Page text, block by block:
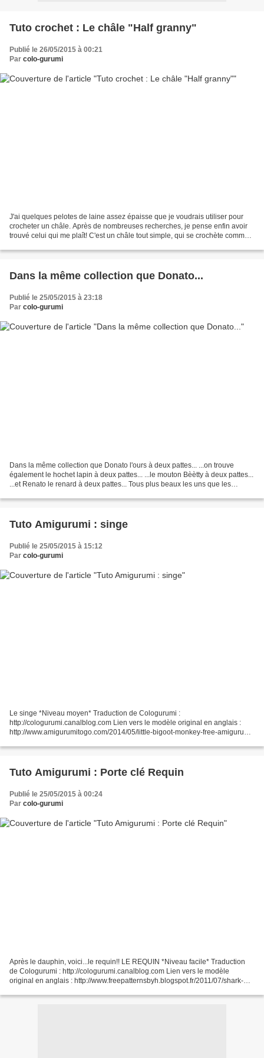
Tuto crochet : Le châle "Half granny"
Publié le 26/05/2015 à 00:21
Par colo-gurumi
J'ai quelques pelotes de laine assez épaisse que je voudrais utiliser pour
crocheter un châle. Après de nombreuses recherches, je pense enfin avoir
trouvé celui qui me plaît! C'est un châle tout simple, qui se crochète comme
Dans la même collection que Donato...
Publié le 25/05/2015 à 23:18
Par colo-gurumi
Dans la même collection que Donato l'ours à deux pattes... ...on trouve
également le hochet lapin à deux pattes... ...le mouton Bèètty à deux pattes...
...et Renato le renard à deux pattes... Tous plus beaux les uns que les
Tuto Amigurumi : singe
Publié le 25/05/2015 à 15:12
Par colo-gurumi
Le singe *Niveau moyen* Traduction de Cologurumi :
http://cologurumi.canalblog.com Lien vers le modèle original en anglais :
http://www.amigurumitogo.com/2014/05/little-bigoot-monkey-free-amigurumi-
Tuto Amigurumi : Porte clé Requin
Publié le 25/05/2015 à 00:24
Par colo-gurumi
Après le dauphin, voici...le requin!! LE REQUIN *Niveau facile* Traduction
de Cologurumi : http://cologurumi.canalblog.com Lien vers le modèle
original en anglais : http://www.freepatternsbyh.blogspot.fr/2011/07/shark-